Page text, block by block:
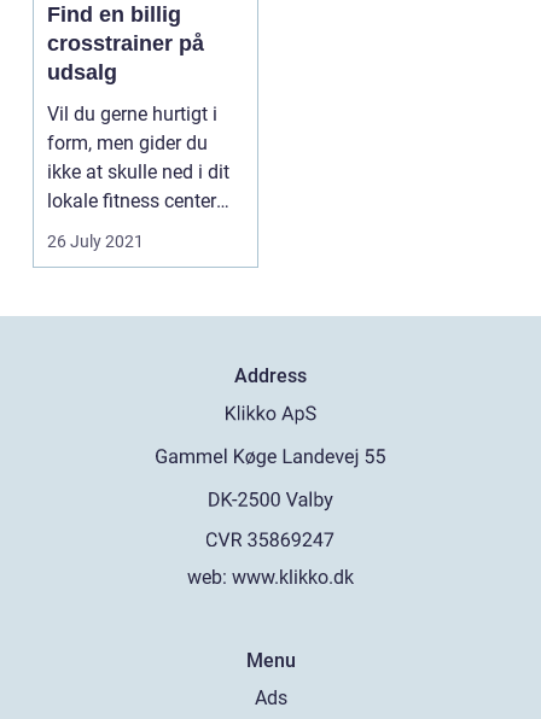
Find en billig
crosstrainer på
udsalg
Vil du gerne hurtigt i
form, men gider du
ikke at skulle ned i dit
lokale fitness center
hver eneste...
26 July 2021
Address
web: www.klikko.dk
Menu
Ads